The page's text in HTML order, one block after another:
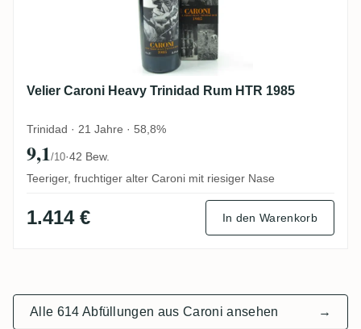
Velier Caroni Heavy Trinidad Rum HTR 1985
Trinidad · 21 Jahre · 58,8%
9,1/10·42 Bew.
Teeriger, fruchtiger alter Caroni mit riesiger Nase
1.414 € In den Warenkorb
Alle 614 Abfüllungen aus Caroni ansehen →